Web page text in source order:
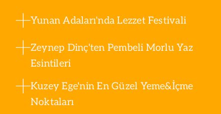
Yunan Adaları'nda Lezzet Festivali
Zeynep Dinç'ten Pembeli Morlu Yaz
Esintileri
Kuzey Ege'nin En Güzel Yeme&İçme
Noktaları